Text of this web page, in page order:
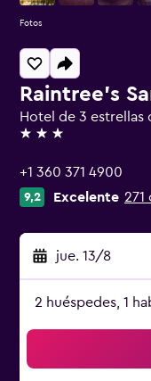
Raintree's
Hotel de 3 estrellas
3 estrellas
+1 360 371 4900
9,2 Excelente
jue. 13/8
2 huéspedes, 1
Fotos